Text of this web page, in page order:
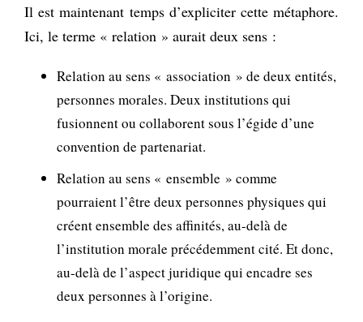
Il est maintenant temps d’expliciter cette métaphore.
Ici, le terme « relation » aurait deux sens :
Relation au sens « association » de deux entités,
personnes morales. Deux institutions qui
fusionnent ou collaborent sous l’égide d’une
convention de partenariat.
Relation au sens « ensemble » comme
pourraient l’être deux personnes physiques qui
créent ensemble des affinités, au-delà de
l’institution morale précédemment cité. Et donc,
au-delà de l’aspect juridique qui encadre ses
deux personnes à l’origine.